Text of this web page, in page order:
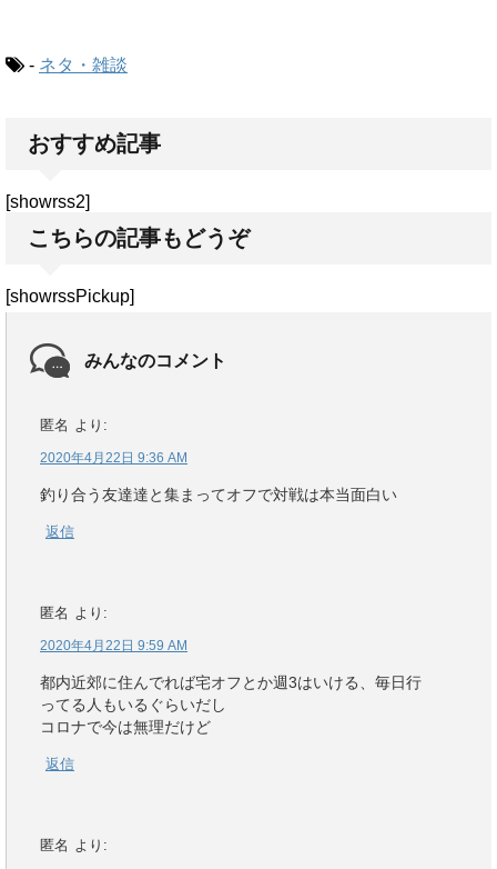
- ネタ・雑談
おすすめ記事
[showrss2]
こちらの記事もどうぞ
[showrssPickup]
みんなのコメント
匿名 より:
2020年4月22日 9:36 AM
釣り合う友達達と集まってオフで対戦は本当面白い
返信
匿名 より:
2020年4月22日 9:59 AM
都内近郊に住んでれば宅オフとか週3はいける、毎日行
ってる人もいるぐらいだし
コロナで今は無理だけど
返信
匿名 より: